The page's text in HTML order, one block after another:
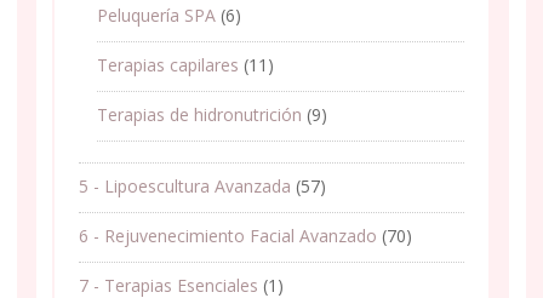
Peluquería SPA (6)
Terapias capilares (11)
Terapias de hidronutrición (9)
5 - Lipoescultura Avanzada (57)
6 - Rejuvenecimiento Facial Avanzado (70)
7 - Terapias Esenciales (1)